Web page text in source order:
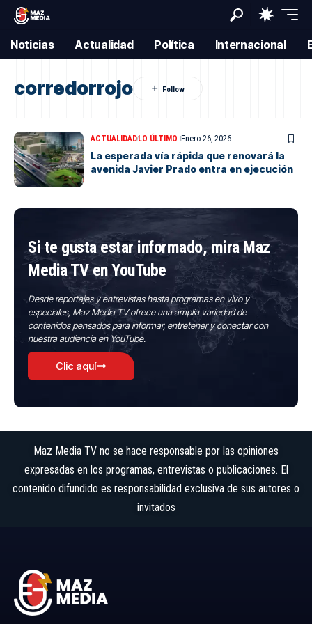
Noticias Actualidad Política Internacional
corredorrojo
ACTUALIDADLO ÚLTIMO Enero 26, 2026
La esperada vía rápida que renovará la
avenida Javier Prado entra en ejecución
Si te gusta estar informado, mira Maz
Media TV en YouTube
Desde reportajes y entrevistas hasta programas en vivo y
especiales, Maz Media TV ofrece una amplia variedad de
contenidos pensados para informar, entretener y conectar con
nuestra audiencia en YouTube.
Clic aquí
Maz Media TV no se hace responsable por las opiniones
expresadas en los programas, entrevistas o publicaciones. El
contenido difundido es responsabilidad exclusiva de sus autores o
invitados